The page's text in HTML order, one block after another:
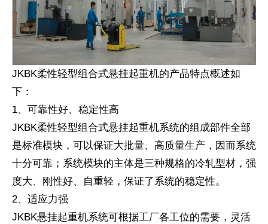
JKBK柔性轻型组合式悬挂起重机的产品特点概述如
下：
1、可靠性好、稳定性高
JKBK柔性轻型组合式悬挂起重机系统的组成部件全部
是标准模块，可以保证大批量、高质量生产，因而系统
十分可靠；系统模块的主体是三种规格的冷轧型材，强
度大、刚性好、自重轻，保证了系统的稳定性。
2、适应力强
JKBK悬挂起重机系统可根据工厂各工位的需要，灵活